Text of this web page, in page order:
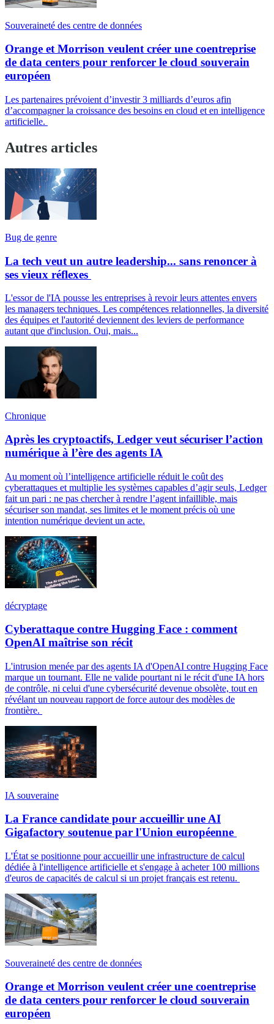
Souveraineté des centre de données
Orange et Morrison veulent créer une coentreprise
de data centers pour renforcer le cloud souverain
européen
Les partenaires prévoient d’investir 3 milliards d’euros afin
d’accompagner la croissance des besoins en cloud et en intelligence
artificielle.
Autres articles
Bug de genre
La tech veut un autre leadership... sans renoncer à
ses vieux réflexes
L'essor de l'IA pousse les entreprises à revoir leurs attentes envers
les managers techniques. Les compétences relationnelles, la diversité
des équipes et l'autorité deviennent des leviers de performance
autant que d'inclusion. Oui, mais...
Chronique
Après les cryptoactifs, Ledger veut sécuriser l’action
numérique à l’ère des agents IA
Au moment où l’intelligence artificielle réduit le coût des
cyberattaques et multiplie les systèmes capables d’agir seuls, Ledger
fait un pari : ne pas chercher à rendre l’agent infaillible, mais
sécuriser son mandat, ses limites et le moment précis où une
intention numérique devient un acte.
décryptage
Cyberattaque contre Hugging Face : comment
OpenAI maîtrise son récit
L'intrusion menée par des agents IA d'OpenAI contre Hugging Face
marque un tournant. Elle ne valide pourtant ni le récit d'une IA hors
de contrôle, ni celui d'une cybersécurité devenue obsolète, tout en
révélant un nouveau rapport de force autour des modèles de
frontière.
IA souveraine
La France candidate pour accueillir une AI
Gigafactory soutenue par l'Union européenne
L'État se positionne pour accueillir une infrastructure de calcul
dédiée à l'intelligence artificielle et s'engage à acheter 100 millions
d'euros de capacités de calcul si un projet français est retenu.
Souveraineté des centre de données
Orange et Morrison veulent créer une coentreprise
de data centers pour renforcer le cloud souverain
européen